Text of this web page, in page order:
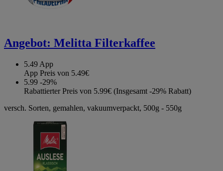
Angebot: Melitta Filterkaffee
5.49 App
App Preis von 5.49€
5.99 -29%
Rabattierter Preis von 5.99€ (Insgesamt -29% Rabatt)
versch. Sorten, gemahlen, vakuumverpackt, 500g - 550g